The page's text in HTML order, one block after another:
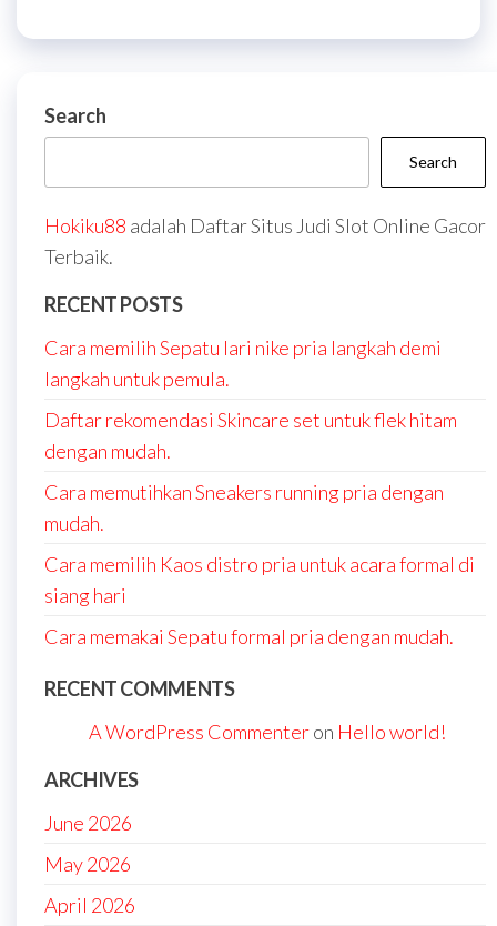
Search
Search
Hokiku88 adalah Daftar Situs Judi Slot Online Gacor
Terbaik.
RECENT POSTS
Cara memilih Sepatu lari nike pria langkah demi
langkah untuk pemula.
Daftar rekomendasi Skincare set untuk flek hitam
dengan mudah.
Cara memutihkan Sneakers running pria dengan
mudah.
Cara memilih Kaos distro pria untuk acara formal di
siang hari
Cara memakai Sepatu formal pria dengan mudah.
RECENT COMMENTS
A WordPress Commenteron Hello world!
ARCHIVES
June 2026
May 2026
April 2026